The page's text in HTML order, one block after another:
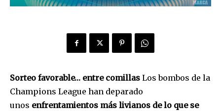
Sorteo favorable… entre comillas Los bombos de la
Champions League han deparado
unos enfrentamientos más livianos de lo que se